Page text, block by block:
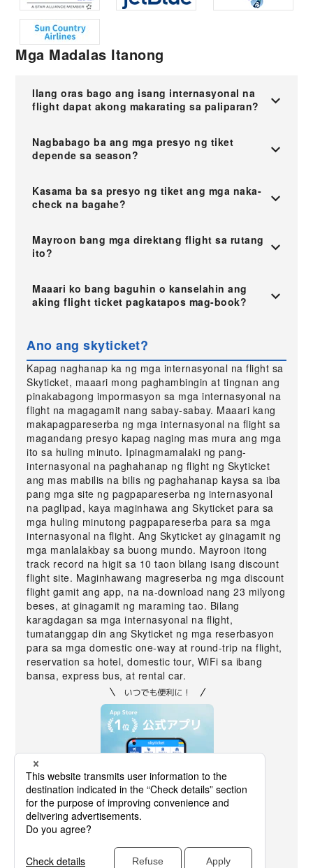
Mga Madalas Itanong
Ilang oras bago ang isang internasyonal na
flight dapat akong makarating sa paliparan?
Nagbabago ba ang mga presyo ng tiket
depende sa season?
Kasama ba sa presyo ng tiket ang mga naka-
check na bagahe?
Mayroon bang mga direktang flight sa rutang
ito?
Maaari ko bang baguhin o kanselahin ang
aking flight ticket pagkatapos mag-book?
Ano ang skyticket?
Kapag naghanap ka ng mga internasyonal na flight sa
Skyticket, maaari mong paghambingin at tingnan ang
pinakabagong impormasyon sa mga internasyonal na
flight na magagamit nang sabay-sabay. Maaari kang
makapagpareserba ng mga internasyonal na flight sa
magandang presyo kapag naging mas mura ang mga
ito sa huling minuto. Ipinagmamalaki ng pang-
internasyonal na paghahanap ng flight ng Skyticket
ang mas mabilis na bilis ng paghahanap kaysa sa iba
pang mga site ng pagpapareserba ng internasyonal
na paglipad, kaya maginhawa ang Skyticket para sa
mga huling minutong pagpapareserba para sa mga
internasyonal na flight. Ang Skyticket ay ginagamit ng
mga manlalakbay sa buong mundo. Mayroon itong
track record na higit sa 10 taon bilang isang discount
flight site. Maginhawang magreserba ng mga discount
flight gamit ang app, na na-download nang 23 milyong
beses, at ginagamit ng maraming tao. Bilang
karagdagan sa mga internasyonal na flight,
tumatanggap din ang Skyticket ng mga reserbasyon
para sa mga domestic one-way at round-trip na flight,
reservation sa hotel, domestic tour, WiFi sa ibang
bansa, express bus, at rental car.